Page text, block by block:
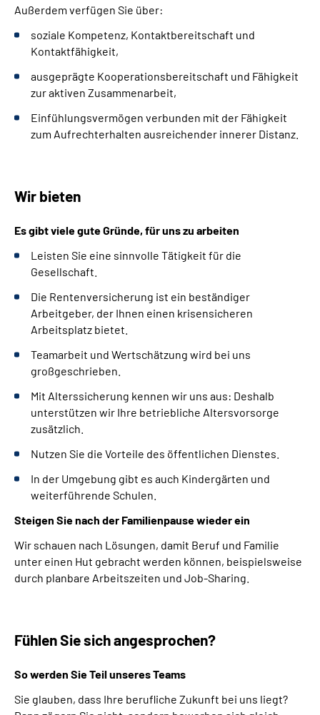
Außerdem verfügen Sie über:
soziale Kompetenz, Kontaktbereitschaft und
Kontaktfähigkeit,
ausgeprägte Kooperationsbereitschaft und Fähigkeit
zur aktiven Zusammenarbeit,
Einfühlungsvermögen verbunden mit der Fähigkeit
zum Aufrechterhalten ausreichender innerer Distanz.
Wir bieten
Es gibt viele gute Gründe, für uns zu arbeiten
Leisten Sie eine sinnvolle Tätigkeit für die
Gesellschaft.
Die Rentenversicherung ist ein beständiger
Arbeitgeber, der Ihnen einen krisensicheren
Arbeitsplatz bietet.
Teamarbeit und Wertschätzung wird bei uns
großgeschrieben.
Mit Alterssicherung kennen wir uns aus: Deshalb
unterstützen wir Ihre betriebliche Altersvorsorge
zusätzlich.
Nutzen Sie die Vorteile des öffentlichen Dienstes.
In der Umgebung gibt es auch Kindergärten und
weiterführende Schulen.
Steigen Sie nach der Familienpause wieder ein
Wir schauen nach Lösungen, damit Beruf und Familie
unter einen Hut gebracht werden können, beispielsweise
durch planbare Arbeitszeiten und Job-Sharing
Fühlen Sie sich angesprochen?
So werden Sie Teil unseresTeams
Sie glauben, dass Ihre berufliche Zukunft bei uns liegt?